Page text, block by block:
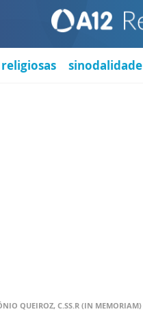
sinodalidade
QUEIROZ, C.SS.R (IN MEMORIAM)